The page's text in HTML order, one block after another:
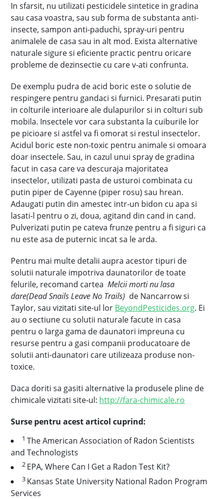
In sfarsit, nu utilizati pesticidele sintetice in gradina
sau casa voastra, sau sub forma de substanta anti-
insecte, sampon anti-paduchi, spray-uri pentru
animalele de casa sau in alt mod. Exista alternative
naturale sigure si eficiente practic pentru oricare
probleme de dezinsectie cu care v-ati confrunta.
De exemplu pudra de acid boric este o solutie de
respingere pentru gandaci si furnici. Presarati putin
in colturile interioare ale dulapurilor si in colturi sub
mobila. Insectele vor cara substanta la cuiburile lor
pe picioare si astfel va fi omorat si restul insectelor.
Acidul boric este non-toxic pentru animale si omoara
doar insectele. Sau, in cazul unui spray de gradina
facut in casa care va descuraja majoritatea
insectelor, utilizati pasta de usturoi combinata cu
putin piper de Cayenne (piper rosu) sau hrean.
Adaugati putin din amestec intr-un bidon cu apa si
lasati-l pentru o zi, doua, agitand din cand in cand.
Pulverizati putin pe cateva frunze pentru a fi siguri ca
nu este asa de puternic incat sa le arda.
Pentru mai multe detalii aupra acestor tipuri de
solutii naturale impotriva daunatorilor de toate
felurile, recomand cartea Melcii morti nu lasa
dare(Dead Snails Leave No Trails) de Nancarrow si
Taylor, sau vizitati site-ul lor BeyondPesticides.org. Ei
au o sectiune cu solutii naturale facute in casa
pentru o larga gama de daunatori impreuna cu
resurse pentru a gasi companii producatoare de
solutii anti-daunatori care utilizeaza produse non-
toxice.
Daca doriti sa gasiti alternative la produsele pline de
chimicale vizitati site-ul: http://fara-chimicale.ro
Surse pentru acest articol cuprind:
1The American Association of Radon Scientists
and Technologists
2 EPA, Where Can I Get a Radon Test Kit?
3 Kansas State University National Radon Program
Services